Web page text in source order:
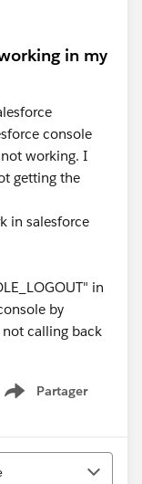
in my
console
working. I
getting the
in salesforce
in
by
calling back
Partager
Show menu